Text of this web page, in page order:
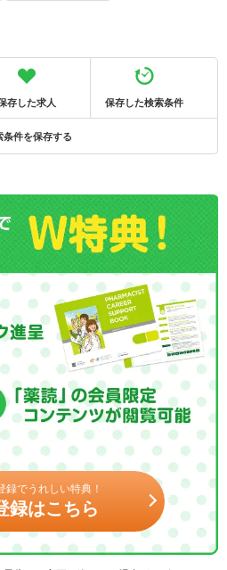
存した求人 保存した検索条件
条件を保存する
録でうれしい特典！
録はこちら